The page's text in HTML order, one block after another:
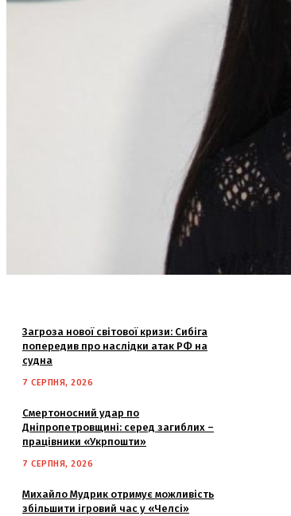
Загроза нової світової кризи: Сибіга
попередив про наслідки атак РФ на
судна
7 СЕРПНЯ, 2026
Смертоносний удар по
Дніпропетровщині: серед загиблих –
працівники «Укрпошти»
7 СЕРПНЯ, 2026
Михайло Мудрик отримує можливість
збільшити ігровий час у «Челсі»